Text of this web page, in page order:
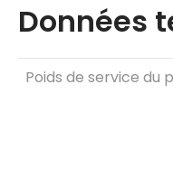
Données
Poids de service du